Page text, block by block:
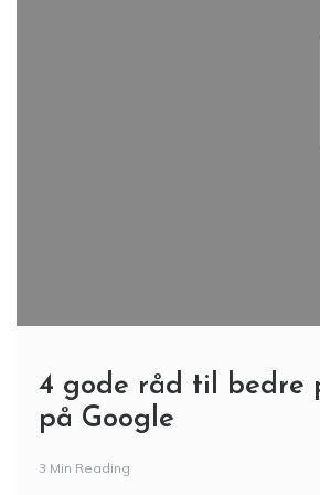
4 gode råd til bedre
på Google
3 Min Reading